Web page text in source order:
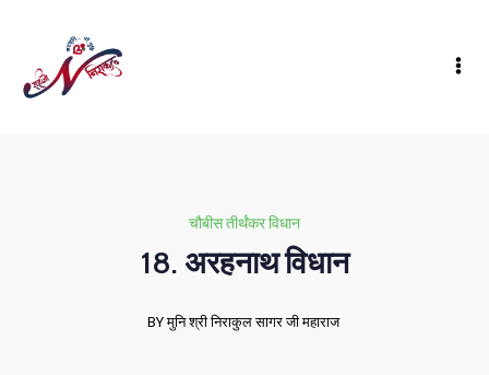
चौबीस तीर्थंकर विधान
18. अरहनाथ विधान
BY मुनि श्री निराकुल सागर जी महाराज